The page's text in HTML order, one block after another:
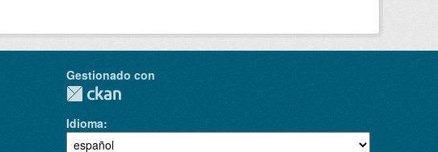
Gestionado con
Idioma